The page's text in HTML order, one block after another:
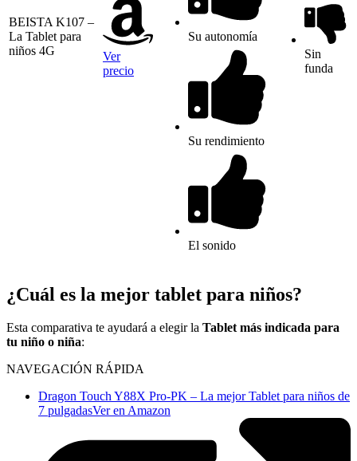
BEISTA K107 –
La Tablet para
niños 4G
Ver
precio
Su autonomía
Su rendimiento
El sonido
Sin
funda
¿Cuál es la mejor tablet para niños?
Esta comparativa te ayudará a elegir la Tablet más indicada para
tu niño o niña:
NAVEGACIÓN RÁPIDA
Dragon Touch Y88X Pro-PK – La mejor Tablet para niños de
7 pulgadasVer en Amazon